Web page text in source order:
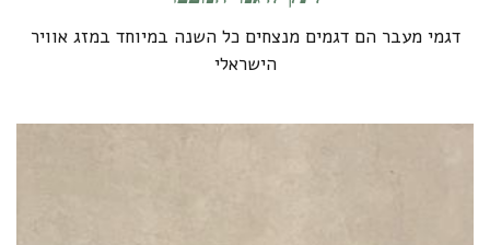
דגמי מעבר הם דגמים מנצחים כל השנה במיוחד במזג אוויר
הישראלי